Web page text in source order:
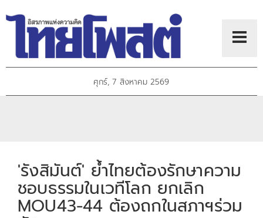
ศุกร์, 7 สิงหาคม 2569
'รังสิมันต์' ย้ำไทยต้องรักษาความ
ชอบธรรมในเวทีโลก ยกเลิก
MOU43-44 ต้องถกในสภาฯร่วม